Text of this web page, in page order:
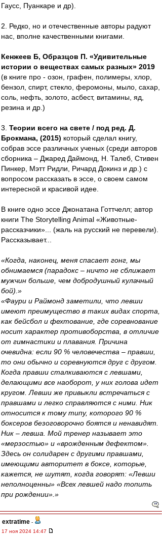
Гаусс, Пуанкаре и др).
2. Редко, но и отечественные авторы радуют
нас, вполне качественными книгами.
Кенжеев Б, Образцов П. «Удивительные
истории о веществах самых разных» 2019
(в книге про - озон, графен, полимеры, хлор,
бензол, спирт, стекло, феромоны, мыло, сахар,
соль, нефть, золото, асбест, витамины, яд,
резина и др.)
3. Теории всего на свете / под ред. Д.
Брокмана, (2015) который сделал книгу,
собрав эссе различных ученых (среди авторов
сборника – Джаред Даймонд, Н. Талеб, Стивен
Пинкер, Мэтт Ридли, Ричард Докинз и др.) с
вопросом рассказать в эссе, о своем самом
интересной и красивой идее.
В книге одно эссе Джонатана Готтчелл; автор
книги The Storytelling Animal «Животные-
рассказчики»... (жаль на русский не перевели).
Рассказывает...
«Когда, наконец, меня спасает гонг, мы
обнимаемся (парадокс – ничто не сближает
мужчин больше, чем добродушный кулачный
бой).»
«Фаури и Раймонд заметили, что левши
имеют преимущество в таких видах спорта,
как бейсбол и фехтование, где соревнование
носит характер противоборства, в отличие
от гимнастики и плавания. Причина
очевидна: если 90 % человечества – правши,
то они обычно и соревнуются друг с другом.
Когда правши сталкиваются с левшами,
делающими все наоборот, у них голова идет
кругом. Левши же привыкли встречаться с
правшами и легко справляются с ними. Ник
относится к тому типу, которого 90 %
боксеров безоговорочно боятся и ненавидят.
Ник – левша. Мой тренер называет это
«мерзостью» и «врожденным дефектом».
Здесь он солидарен с другими правшами,
имеющими авторитет в боксе, которые,
кажется, не шутят, когда говорят: «Левши
неполноценны» «Всех левшей надо топить
при рождении».»
extratime -
17 ноя 2024 14:47